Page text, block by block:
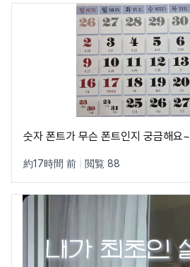
숫자 폰트가 무슨 폰트인지 궁금해요~
約17時間 前 閲覧 88